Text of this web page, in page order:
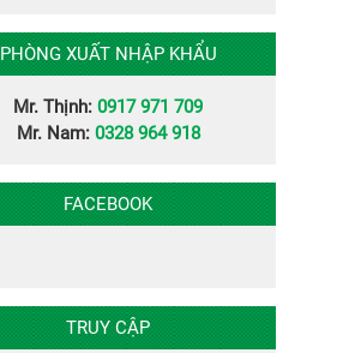
PHÒNG XUẤT NHẬP KHẨU
Mr. Thịnh: 0917 971 709
Mr. Nam: 0328 964 918
FACEBOOK
TRUY CẬP